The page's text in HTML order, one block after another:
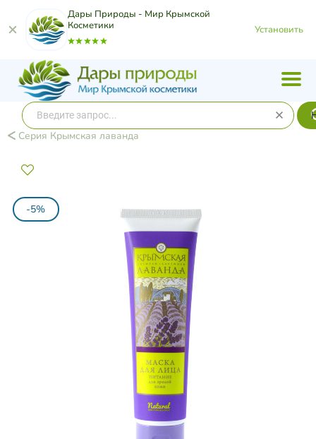
Дары Природы - Мир Крымской
Косметики
Установить
Серия Крымская лаванда
-5%